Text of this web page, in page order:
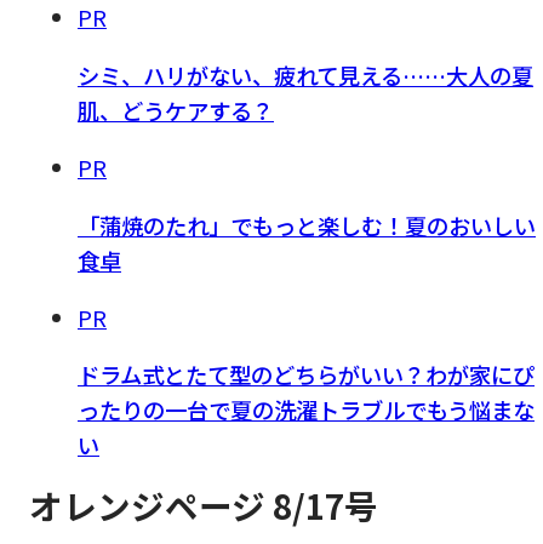
PR
シミ、ハリがない、疲れて見える……大人の夏
肌、どうケアする？
PR
「蒲焼のたれ」でもっと楽しむ！夏のおいしい
食卓
PR
ドラム式とたて型のどちらがいい？わが家にぴ
ったりの一台で夏の洗濯トラブルでもう悩まな
い
オレンジページ 8/17号